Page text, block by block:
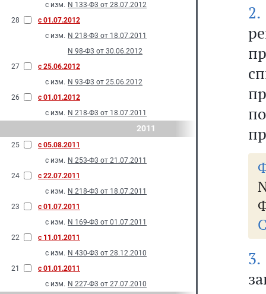
с изм. N 133-Ф3 от 28.07.2012
28
с 01.07.2012
с изм. N 218-Ф3 от 18.07.2011
N 98-Ф3 от 30.06.2012
27
с 25.06.2012
с изм. N 93-Ф3 от 25.06.2012
26
с 01.01.2012
с изм. N 218-Ф3 от 18.07.2011
2011
25
с 05.08.2011
с изм. N 253-Ф3 от 21.07.2011
24
с 22.07.2011
с изм. N 218-Ф3 от 18.07.2011
23
с 01.07.2011
с изм. N 169-Ф3 от 01.07.2011
22
с 11.01.2011
с изм. N 430-Ф3 от 28.12.2010
21
с 01.01.2011
с изм. N 227-Ф3 от 27.07.2010
2.
3.